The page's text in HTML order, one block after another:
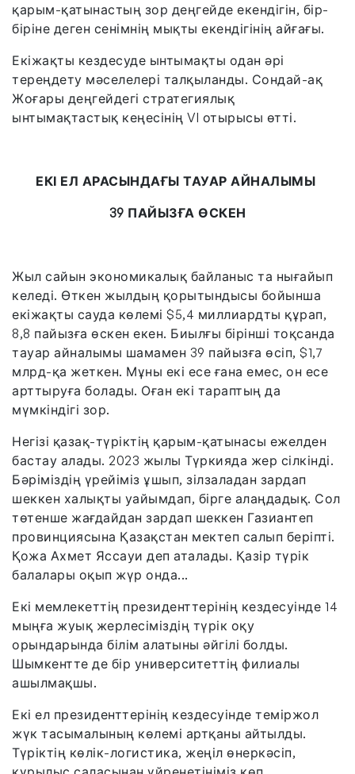
қарым-қатынастың зор деңгейде екендігін, бір-
біріне деген сенімнің мықты екендігінің айғағы.
Екіжақты кездесуде ынтымақты одан әрі
тереңдету мәселелері талқыланды. Сондай-ақ
Жоғары деңгейдегі стратегиялық
ынтымақтастық кеңесінің VI отырысы өтті.
ЕКІ ЕЛ АРАСЫНДАҒЫ ТАУАР АЙНАЛЫМЫ
39 ПАЙЫЗҒА ӨСКЕН
Жыл сайын экономикалық байланыс та нығайып
келеді. Өткен жылдың қорытындысы бойынша
екіжақты сауда көлемі $5,4 миллиардты құрап,
8,8 пайызға өскен екен. Биылғы бірінші тоқсанда
тауар айналымы шамамен 39 пайызға өсіп, $1,7
млрд-қа жеткен. Мұны екі есе ғана емес, он есе
арттыруға болады. Оған екі тараптың да
мүмкіндігі зор.
Негізі қазақ-түріктің қарым-қатынасы ежелден
бастау алады. 2023 жылы Түркияда жер сілкінді.
Бәріміздің үрейіміз ұшып, зілзаладан зардап
шеккен халықты уайымдап, бірге алаңдадық. Сол
төтенше жағдайдан зардап шеккен Газиантеп
провинциясына Қазақстан мектеп салып беріпті.
Қожа Ахмет Яссауи деп аталады. Қазір түрік
балалары оқып жүр онда...
Екі мемлекеттің президенттерінің кездесуінде 14
мыңға жуық жерлесіміздің түрік оқу
орындарында білім алатыны әйгілі болды.
Шымкентте де бір университеттің филиалы
ашылмақшы.
Екі ел президенттерінің кездесуінде теміржол
жүк тасымалының көлемі артқаны айтылды.
Түріктің көлік-логистика, жеңіл өнеркәсіп,